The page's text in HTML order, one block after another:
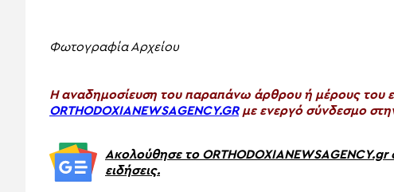
Φωτογραφία Αρχείου
H αναδημοσίευση του παραπάνω άρθρου ή μέρους του
ORTHODOXIANEWSAGENCY.GRμε ενεργό σύνδεσμο
Ακολούθησε το
ειδήσεις.